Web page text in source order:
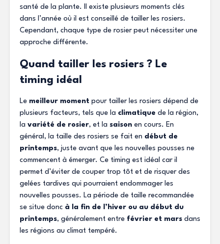
santé de la plante. Il existe plusieurs moments clés
dans l’année où il est conseillé de tailler les rosiers.
Cependant, chaque type de rosier peut nécessiter une
approche différente.
Quand tailler les rosiers ? Le
timing idéal
Le meilleur moment pour tailler les rosiers dépend de
plusieurs facteurs, tels que la climatique de la région,
la variété de rosier, et la saison en cours. En
général, la taille des rosiers se fait en début de
printemps, juste avant que les nouvelles pousses ne
commencent à émerger. Ce timing est idéal car il
permet d’éviter de couper trop tôt et de risquer des
gelées tardives qui pourraient endommager les
nouvelles pousses. La période de taille recommandée
se situe donc à la fin de l’hiver ou au début du
printemps, généralement entre février et mars dans
les régions au climat tempéré.